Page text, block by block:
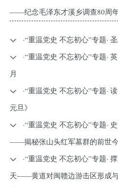
——纪念毛泽东才溪乡调查80周
·“重温党史 不忘初心”专题·
·“重温党史 不忘初心”专题·
月
·“重温党史 不忘初心”专题·
元旦》
·“重温党史 不忘初心”专题·
——揭秘张山头红军墓群的前世
·“重温党史 不忘初心”专题·
天——黄道对闽赣边游击区形成